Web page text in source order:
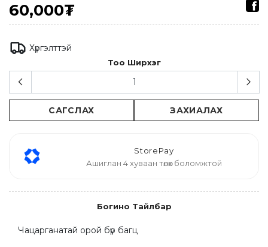
60,000₮
Хүргэлттэй
Тоо Ширхэг
САГСЛАХ ЗАХИАЛАХ
StorePay
Ашиглан 4 хуваан төлөх боломжтой
Богино Тайлбар
Чацарганатай орой бүр багц